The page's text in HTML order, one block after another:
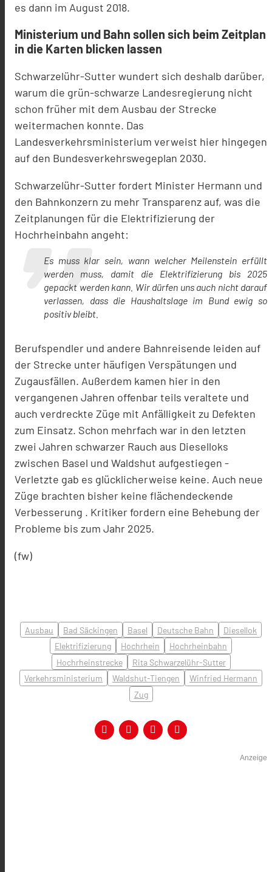
es dann im August 2018.
Ministerium und Bahn sollen sich beim Zeitplan
in die Karten blicken lassen
Schwarzelühr-Sutter wundert sich deshalb darüber,
warum die grün-schwarze Landesregierung nicht
schon früher mit dem Ausbau der Strecke
weitermachen konnte. Das
Landesverkehrsministerium verweist hier hingegen
auf den Bundesverkehrswegeplan 2030.
Schwarzelühr-Sutter fordert Minister Hermann und
den Bahnkonzern zu mehr Transparenz auf, was die
Zeitplanungen für die Elektrifizierung der
Hochrheinbahn angeht:
Es muss klar sein, wann welcher Meilenstein erfüllt
werden muss, damit die Elektrifizierung bis 2025
gepackt werden kann. Wir dürfen uns auch nicht darauf
verlassen, dass die Haushaltslage im Bund ewig so
positiv bleibt.
Berufspendler und andere Bahnreisende leiden auf
der Strecke unter häufigen Verspätungen und
Zugausfällen. Außerdem kamen hier in den
vergangenen Jahren offenbar teils veraltete und
auch verdreckte Züge mit Anfälligkeit zu Defekten
zum Einsatz. Schon mehrfach war in den letzten
zwei Jahren schwarzer Rauch aus Dieselloks
zwischen Basel und Waldshut aufgestiegen -
Verletzte gab es glücklicherweise keine. Auch neue
Züge brachten bisher keine flächendeckende
Verbesserung . Kritiker fordern eine Behebung der
Probleme bis zum Jahr 2025.
(fw)
Ausbau Bad Säckingen Basel Deutsche Bahn
Diesellok
Elektrifizierung
Hochrhein
Hochrheinbahn
Hochrheinstrecke
Rita Schwarzelühr-Sutter
Verkehrsministerium
Waldshut-Tiengen
Winfried Hermann
Zug
Anzeige